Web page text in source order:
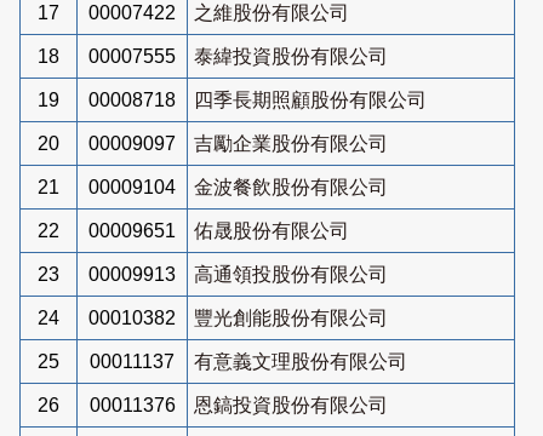
17 00007422 之維股份有限公司
18 00007555 泰緯投資股份有限公司
19 00008718 四季長期照顧股份有限公司
20 00009097 吉勵企業股份有限公司
21 00009104 金波餐飲股份有限公司
22 00009651 佑晟股份有限公司
23 00009913 高通領投股份有限公司
24 00010382 豐光創能股份有限公司
25 00011137 有意義文理股份有限公司
26 00011376 恩鎬投資股份有限公司